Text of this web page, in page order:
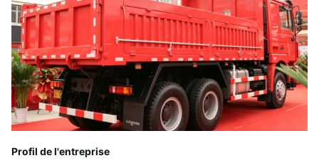
Profil de l'entreprise